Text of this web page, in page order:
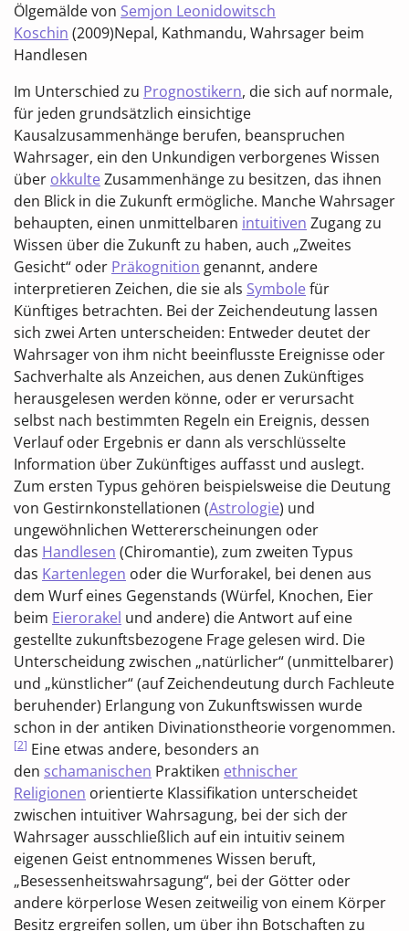
Ölgemälde von Semjon Leonidowitsch
Koschin (2009)Nepal, Kathmandu, Wahrsager beim
Handlesen
Im Unterschied zu Prognostikern, die sich auf normale,
für jeden grundsätzlich einsichtige
Kausalzusammenhänge berufen, beanspruchen
Wahrsager, ein den Unkundigen verborgenes Wissen
über okkulteZusammenhänge zu besitzen, das ihnen
den Blick in die Zukunft ermögliche. Manche Wahrsager
behaupten, einen unmittelbaren intuitiven Zugang zu
Wissen über die Zukunft zu haben, auch „Zweites
Gesicht“ oder Präkognition genannt, andere
interpretieren Zeichen, die sie als Symbolefür
Künftiges betrachten. Bei der Zeichendeutung lassen
sich zwei Arten unterscheiden: Entweder deutet der
Wahrsager von ihm nicht beeinflusste Ereignisse oder
Sachverhalte als Anzeichen, aus denen Zukünftiges
herausgelesen werden könne, oder er verursacht
selbst nach bestimmten Regeln ein Ereignis, dessen
Verlauf oder Ergebnis er dann als verschlüsselte
Information über Zukünftiges auffasst und auslegt.
Zum ersten Typus gehören beispielsweise die Deutung
von Gestirnkonstellationen (Astrologie) und
ungewöhnlichen Wettererscheinungen oder
das Handlesen (Chiromantie), zum zweiten Typus
das Kartenlegen oder die Wurforakel, bei denen aus
dem Wurf eines Gegenstands (Würfel, Knochen, Eier
beim Eierorakel und andere) die Antwort auf eine
gestellte zukunftsbezogene Frage gelesen wird. Die
Unterscheidung zwischen „natürlicher“ (unmittelbarer)
und „künstlicher“ (auf Zeichendeutung durch Fachleute
beruhender) Erlangung von Zukunftswissen wurde
schon in der antiken Divinationstheorie vorgenommen.
[2] Eine etwas andere, besonders an
den schamanischen Praktiken ethnischer
Religionen orientierte Klassifikation unterscheidet
zwischen intuitiver Wahrsagung, bei der sich der
Wahrsager ausschließlich auf ein intuitiv seinem
eigenen Geist entnommenes Wissen beruft,
„Besessenheitswahrsagung“, bei der Götter oder
andere körperlose Wesen zeitweilig von einem Körper
Besitz ergreifen sollen, um über ihn Botschaften zu